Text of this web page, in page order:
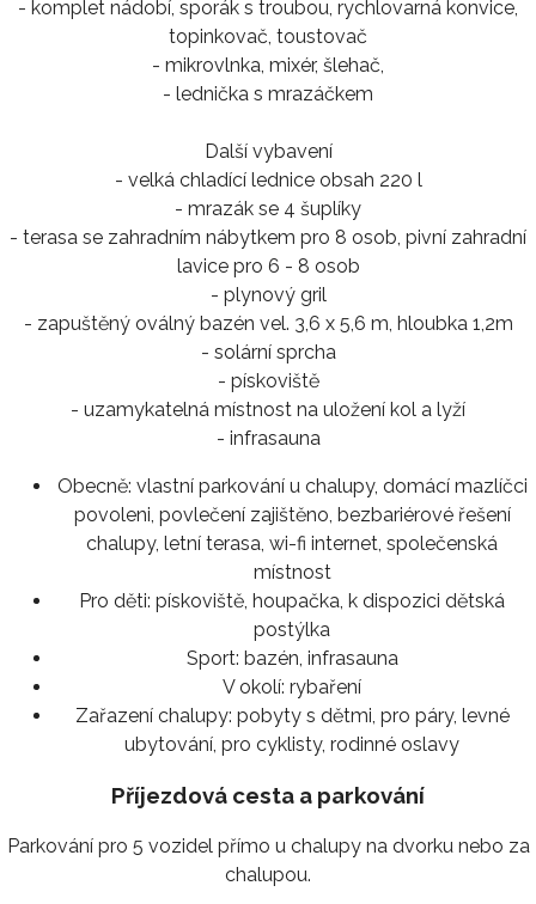
- komplet nádobí, sporák s troubou, rychlovarná konvice,
topinkovač, toustovač
- mikrovlnka, mixér, šlehač,
- lednička s mrazáčkem
Další vybavení
- velká chladící lednice obsah 220 l
- mrazák se 4 šuplíky
- terasa se zahradním nábytkem pro 8 osob, pivní zahradní
lavice pro 6 - 8 osob
- plynový gril
- zapuštěný oválný bazén vel. 3,6 x 5,6 m, hloubka 1,2m
- solární sprcha
- pískoviště
- uzamykatelná místnost na uložení kol a lyží
- infrasauna
Obecně: vlastní parkování u chalupy, domácí mazlíčci
povoleni, povlečení zajištěno, bezbariérové řešení
chalupy, letní terasa, wi-fi internet, společenská
místnost
Pro děti: pískoviště, houpačka, k dispozici dětská
postýlka
Sport: bazén, infrasauna
V okolí: rybaření
Zařazení chalupy: pobyty s dětmi, pro páry, levné
ubytování, pro cyklisty, rodinné oslavy
Příjezdová cesta a parkování
Parkování pro 5 vozidel přímo u chalupy na dvorku nebo za
chalupou.